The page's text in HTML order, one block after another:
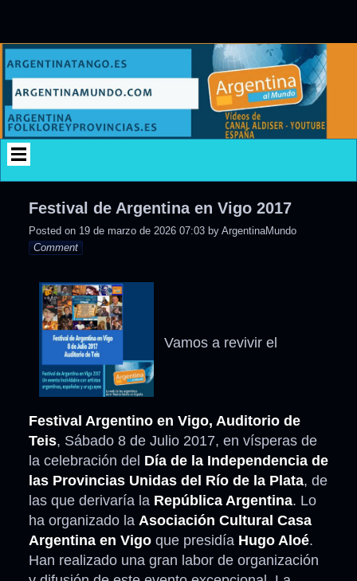
content
Festival de Argentina en Vigo 2017
Posted on 19 de marzo de 2026 07:03 by ArgentinaMundo
Comment
Vamos a revivir el
Festival Argentino en Vigo, Auditorio de
Teis, Sábado 8 de Julio 2017, en vísperas de
la celebración del Día de la Independencia de
las Provincias Unidas del Río de la Plata, de
las que derivaría la República Argentina. Lo
ha organizado la Asociación Cultural Casa
Argentina en Vigo que presidía Hugo Aloé.
Han realizado una gran labor de organización